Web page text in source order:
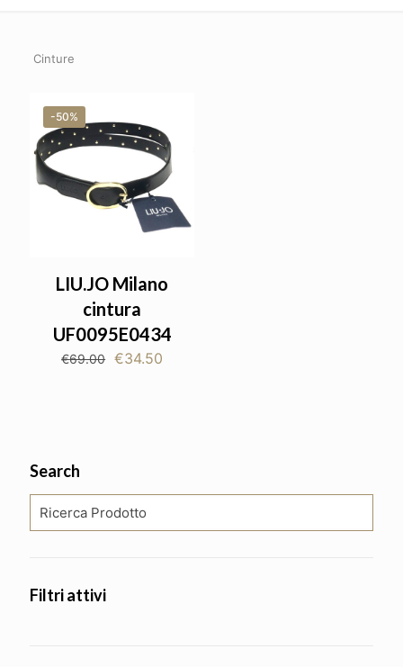
Cinture
-50%
LIU.JO Milano
cintura
UF0095E0434
€69.00 Il
€34.50
Search
Filtri attivi